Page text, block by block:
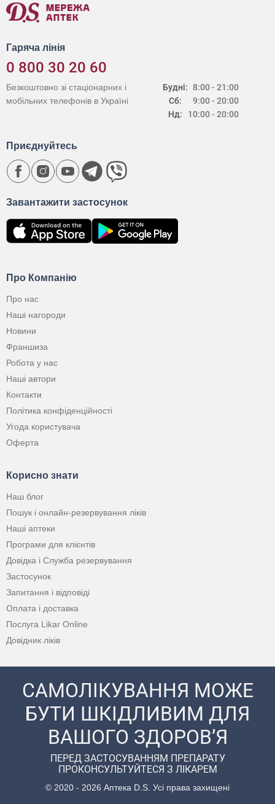
Гаряча лінія
0 800 30 20 60
Будні:
Сб:
Нд:
8:00 - 21:00
9:00 - 20:00
10:00 - 20:00
Безкоштовно зі стаціонарних і
мобільних телефонів в Україні
Про Компанію
Про нас
Наші нагороди
Новини
Франшиза
Робота у нас
Наші автори
Контакти
Політика конфіденційності
Угода користувача
Оферта
Корисно знати
Наш блог
Пошук і онлайн-резервування ліків
Наші аптеки
Програми для клієнтів
Довідка і Служба резервування
Застосунок
Запитання і відповіді
Оплата і доставка
Послуга Likar Online
Довідник ліків
Завантажити застосунок
Приєднуйтесь
САМОЛІКУВАННЯ МОЖЕ
БУТИ ШКІДЛИВИМ ДЛЯ
ВАШОГО ЗДОРОВ’Я
ПЕРЕД ЗАСТОСУВАННЯМ ПРЕПАРАТУ
ПРОКОНСУЛЬТУЙТЕСЯ З ЛІКАРЕМ
© 2020 - 2026 Аптека D.S. Усі права захищені